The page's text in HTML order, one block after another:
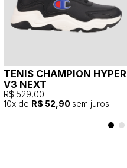
TENIS CHAMPION HYPER
V3 NEXT
R$ 529,00
10x de R$ 52,90 sem juros